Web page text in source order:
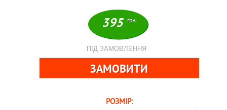
395 грн.
ПІД ЗАМОВЛЕННЯ
РОЗМІР: